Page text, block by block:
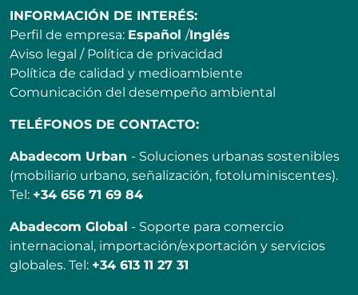
INFORMACIÓN DE INTERÉS:
Perfil de empresa: Español /Inglés
Aviso legal / Política de privacidad
Política de calidad y medioambiente
Comunicación del desempeño ambiental
TELÉFONOS DE CONTACTO:
Abadecom Urban - Soluciones urbanas sostenibles
(mobiliario urbano, señalización, fotoluminiscentes).
Tel: +34 656 71 69 84
Abadecom Global - Soporte para comercio
internacional, importación/exportación y servicios
globales. Tel: +34 613 11 27 31